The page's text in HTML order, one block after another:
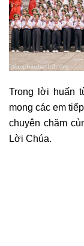
Trong lời huấn
mong các em
chuyên chăm
Lời Chúa.